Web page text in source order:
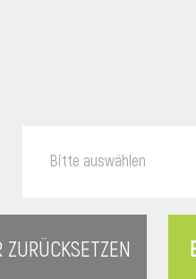
Bitte auswählen